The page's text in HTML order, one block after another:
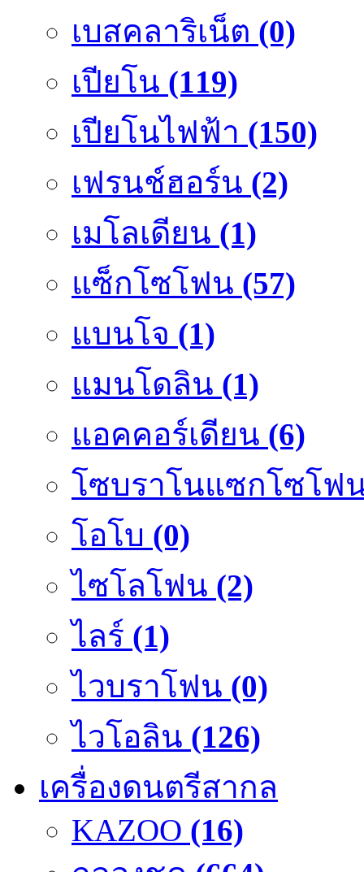
เบสคลาริเน็ต (0)
เปียโน (119)
เปียโนไฟฟ้า (150)
เฟรนช์ฮอร์น (2)
เมโลเดียน (1)
แซ็กโซโฟน (57)
แบนโจ (1)
แมนโดลิน (1)
แอคคอร์เดียน (6)
โซบราโนแซกโซโฟ
โอโบ (0)
ไซโลโฟน (2)
ไลร์ (1)
ไวบราโฟน (0)
ไวโอลิน (126)
เครื่องดนตรีสากล
KAZOO (16)